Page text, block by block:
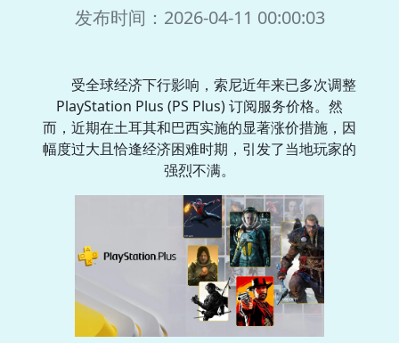
发布时间：2026-04-11 00:00:03
受全球经济下行影响，索尼近年来已多次调整
PlayStation Plus (PS Plus) 订阅服务价格。然
而，近期在土耳其和巴西实施的显著涨价措施，因
幅度过大且恰逢经济困难时期，引发了当地玩家的
强烈不满。